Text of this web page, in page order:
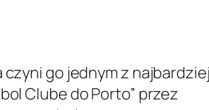
czyni go jednym z najbardziej
Clube do Porto” przez